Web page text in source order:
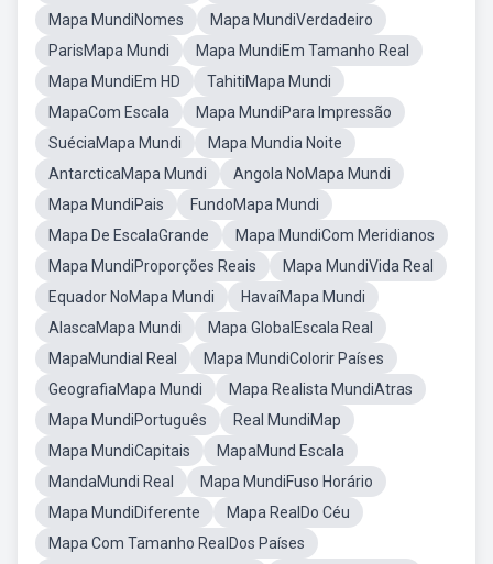
Mapa MundiNomes
Mapa MundiVerdadeiro
ParisMapa Mundi
Mapa MundiEm Tamanho Real
Mapa MundiEm HD
TahitiMapa Mundi
MapaCom Escala
Mapa MundiPara Impressão
SuéciaMapa Mundi
Mapa Mundia Noite
AntarcticaMapa Mundi
Angola NoMapa Mundi
Mapa MundiPais
FundoMapa Mundi
Mapa De EscalaGrande
Mapa MundiCom Meridianos
Mapa MundiProporções Reais
Mapa MundiVida Real
Equador NoMapa Mundi
HavaíMapa Mundi
AlascaMapa Mundi
Mapa GlobalEscala Real
MapaMundial Real
Mapa MundiColorir Países
GeografiaMapa Mundi
Mapa Realista MundiAtras
Mapa MundiPortuguês
Real MundiMap
Mapa MundiCapitais
MapaMund Escala
MandaMundi Real
Mapa MundiFuso Horário
Mapa MundiDiferente
Mapa RealDo Céu
Mapa Com Tamanho RealDos Países